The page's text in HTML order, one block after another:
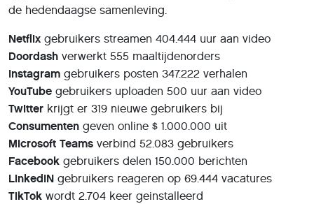
de hedendaagse samenleving.
Netflix gebruikers streamen 404.444 uur aan video
Doordash verwerkt 555 maaltijdenorders
Instagram gebruikers posten 347.222 verhalen
YouTube gebruikers uploaden 500 uur aan video
Twitter krijgt er 319 nieuwe gebruikers bij
Consumenten geven online $ 1.000.000 uit
Microsoft Teams verbind 52.083 gebruikers
Facebook gebruikers delen 150.000 berichten
LinkedIN gebruikers reageren op 69.444 vacatures
TikTok wordt 2.704 keer geinstalleerd